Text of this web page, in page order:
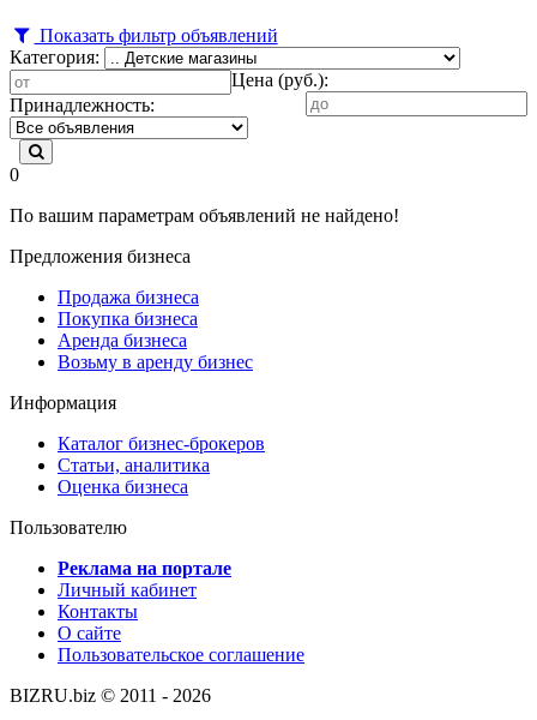
Показать фильтр объявлений
Категория:
Цена (руб.):
Принадлежность:
0
По вашим параметрам объявлений не найдено!
Предложения бизнеса
Продажа бизнеса
Покупка бизнеса
Аренда бизнеса
Возьму в аренду бизнес
Информация
Каталог бизнес-брокеров
Статьи, аналитика
Оценка бизнеса
Пользователю
Реклама на портале
Личный кабинет
Контакты
О сайте
Пользовательское соглашение
BIZRU.biz © 2011 - 2026